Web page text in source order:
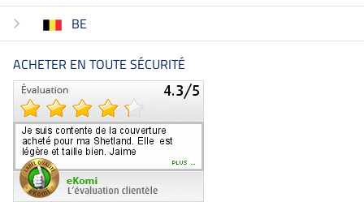
BE
ACHETER EN TOUTE SÉCURITÉ